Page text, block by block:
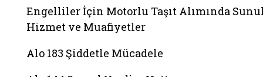
Engelliler İçin Motorlu Taşıt Alımında
Hizmet ve Muafiyetler
Alo 183 Şiddetle Mücadele